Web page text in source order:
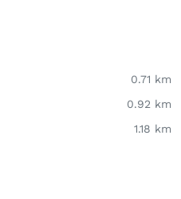
0.71 km
0.92 km
1.18 km